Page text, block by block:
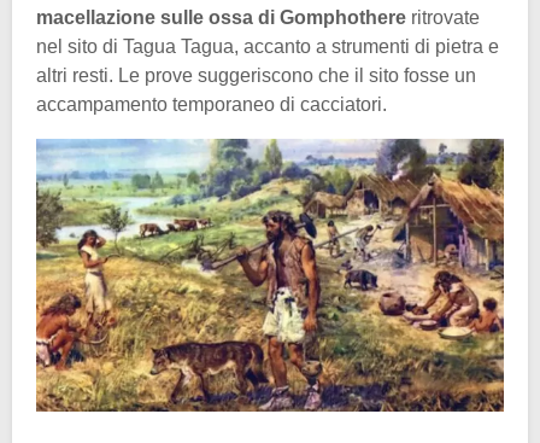
macellazione sulle ossa di Gomphothere ritrovate
nel sito di Tagua Tagua, accanto a strumenti di pietra e
altri resti. Le prove suggeriscono che il sito fosse un
accampamento temporaneo di cacciatori.